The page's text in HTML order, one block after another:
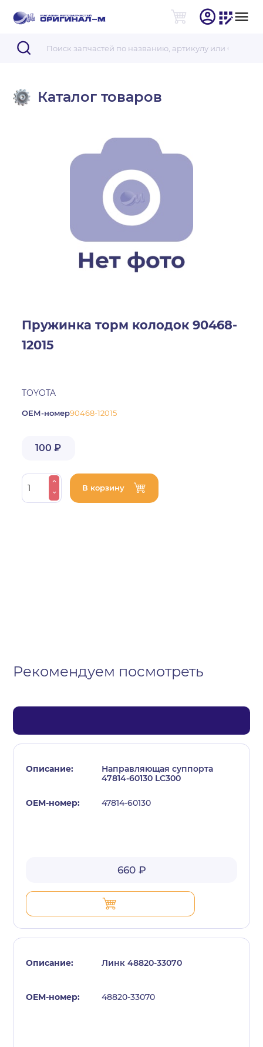
Каталог товаров
Пружинка торм колодок 90468-
12015
TOYOTA
ОЕМ-номер90468-12015
100 ₽
В корзину
Рекомендуем посмотреть
Направляющая суппорта
47814-60130 LC300
47814-60130
660 ₽
Линк 48820-33070
48820-33070